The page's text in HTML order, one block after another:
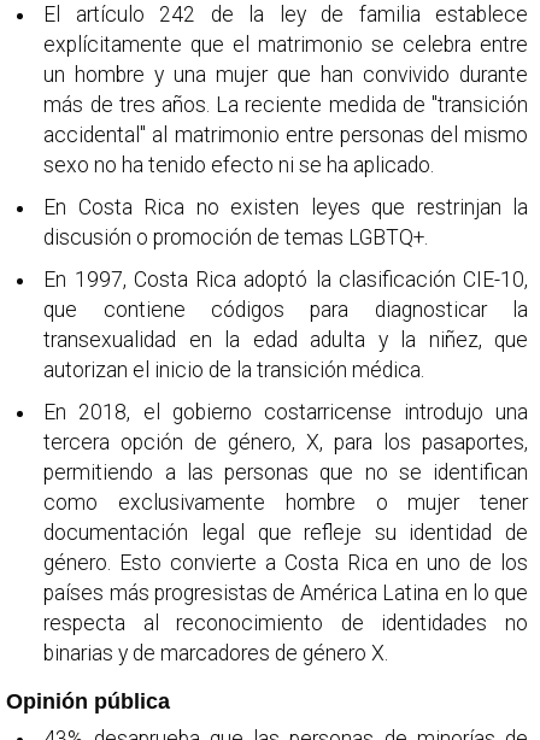
El artículo 242 de la ley de familia establece
explícitamente que el matrimonio se celebra entre
un hombre y una mujer que han convivido durante
más de tres años. La reciente medida de "transición
accidental" al matrimonio entre personas del mismo
sexo no ha tenido efecto ni se ha aplicado.
En Costa Rica no existen leyes que restrinjan la
discusión o promoción de temas LGBTQ+.
En 1997, Costa Rica adoptó la clasificación CIE-10,
que contiene códigos para diagnosticar la
transexualidad en la edad adulta y la niñez, que
autorizan el inicio de la transición médica.
En 2018, el gobierno costarricense introdujo una
tercera opción de género, X, para los pasaportes,
permitiendo a las personas que no se identifican
como exclusivamente hombre o mujer tener
documentación legal que refleje su identidad de
género. Esto convierte a Costa Rica en uno de los
países más progresistas de América Latina en lo que
respecta al reconocimiento de identidades no
binarias y de marcadores de género X.
Opinión pública